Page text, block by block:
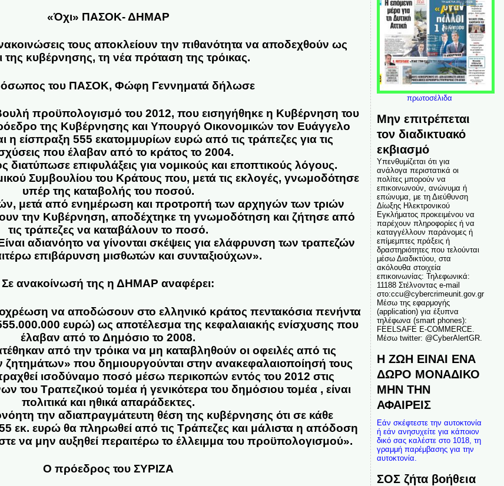
«Όχι» ΠΑΣΟΚ- ΔΗΜΑΡ
τους αποκλείουν την πιθανότητα να αποδεχθούν ως
της κυβέρνησης, τη νέα πρόταση της τρόικας.
του ΠΑΣΟΚ, Φώφη Γεννηματά δήλωσε
προϋπολογισμό του 2012, που εισηγήθηκε η Κυβέρνηση του
της Κυβέρνησης και Υπουργό Οικονομικών τον Ευάγγελο
η είσπραξη 555 εκατομμυρίων ευρώ από τις τράπεζες για τις
που έλαβαν από το κράτος το 2004.
επιφυλάξεις για νομικούς και εποπτικούς λόγους.
Συμβουλίου του Κράτους που, μετά τις εκλογές, γνωμοδότησε
υπέρ της καταβολής του ποσού.
μετά από ενημέρωση και προτροπή των αρχηγών των τριών
την Κυβέρνηση, αποδέχτηκε τη γνωμοδότηση και ζήτησε από
τις τράπεζες να καταβάλουν το ποσό.
αδιανόητο να γίνονται σκέψεις για ελάφρυνση των τραπεζών
επιβάρυνση μισθωτών και συνταξιούχων».
Σεανακοίνωσή της η ΔΗΜΑΡ αναφέρει:
να αποδώσουν στο ελληνικό κράτος πεντακόσια πενήντα
ευρώ) ως αποτέλεσμα της κεφαλαιακής ενίσχυσης που
έλαβαν από το Δημόσιο το 2008.
από την τρόικα να μη καταβληθούν οι οφειλές από τις
που δημιουργούνται στην ανακεφαλαιοποίησή τους
ισοδύναμο ποσό μέσω περικοπών εντός του 2012 στις
του Τραπεζικού τομέα ή γενικότερα του δημόσιου τομέα ,είναι
πολιτικά και ηθικά απαράδεκτες.
την αδιαπραγμάτευτη θέση της κυβέρνησης ότι σε κάθε
εκ. ευρώ θα πληρωθεί από τις Τράπεζες και μάλιστα η απόδοση
να μην αυξηθεί περαιτέρω το έλλειμμα του προϋπολογισμού».
Ο πρόεδρος του ΣΥΡΙΖΑ
πρωτοσέλιδα
Μην επιτρέπεται
τον διαδικτυακό
εκβιασμό
Υπενθυμίζεται ότι για
ανάλογα περιστατικά οι
πολίτες μπορούν να
επικοινωνούν, ανώνυμα ή
επώνυμα, με τη Διεύθυνση
Δίωξης Ηλεκτρονικού
Εγκλήματος προκειμένου να
παρέχουν πληροφορίες ή να
καταγγέλλουν παράνομες ή
επίμεμπτες πράξεις ή
δραστηριότητες που τελούνται
μέσω Διαδικτύου, στα
ακόλουθα στοιχεία
επικοινωνίας: Τηλεφωνικά:
11188 Στέλνοντας e-mail
στο:ccu@cybercrimeunit.gov.gr
Μέσω της εφαρμογής
(application) για έξυπνα
τηλέφωνα (smart phones):
FEELSAFE E-COMMERCE.
Μέσω twitter: @CyberAlertGR.
Η ΖΩΗ ΕΙΝΑΙ ΕΝΑ
ΔΩΡΟ ΜΟΝΑΔΙΚΟ
ΜΗΝ ΤΗΝ
ΑΦΑΙΡΕΙΣ
Εάν σκέφτεστε την αυτοκτονία
ή εάν ανησυχείτε για κάποιον
δικό σας καλέστε στο 1018, τη
γραμμή παρέμβασης για την
αυτοκτονία.
ΣΟΣ ζήτα βοήθεια